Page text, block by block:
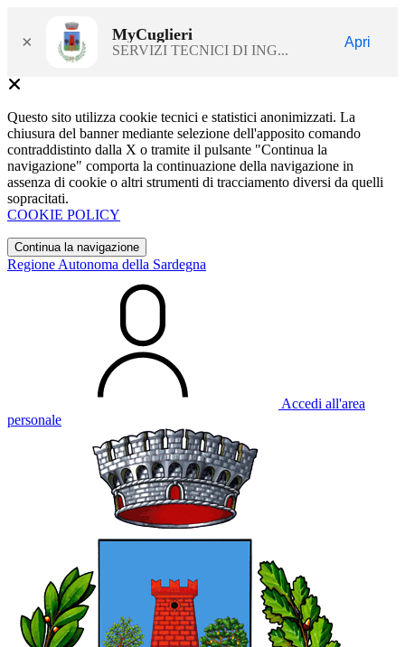
× MyCuglieri
SERVIZI TECNICI DI ING...
Apri
Questo sito utilizza cookie tecnici e statistici anonimizzati. La
chiusura del banner mediante selezione dell'apposito comando
contraddistinto dalla X o tramite il pulsante "Continua la
navigazione" comporta la continuazione della navigazione in
assenza di cookie o altri strumenti di tracciamento diversi da quelli
sopracitati.
COOKIE POLICY
Continua la navigazione
Regione Autonoma della Sardegna
Accedi all'area
personale